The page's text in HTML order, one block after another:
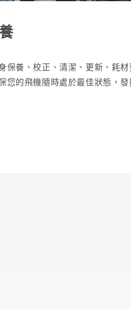
保養、校正、清潔、更新、耗
您的飛機隨時處於最佳狀態，發